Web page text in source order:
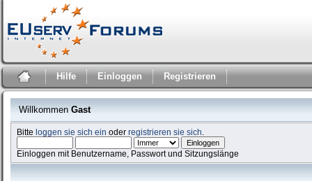
Hilfe Einloggen Registrieren
Willkommen Gast
Bitteloggen sie sich ein oderregistrieren sie sich
Einloggen mit Benutzername, Passwort und Sitzungslänge